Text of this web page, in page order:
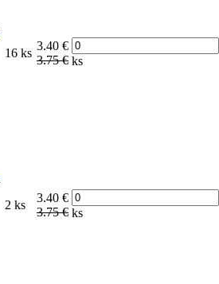
16 ks
3.40 €
3.75 € ks
2 ks
3.40 €
3.75 € ks